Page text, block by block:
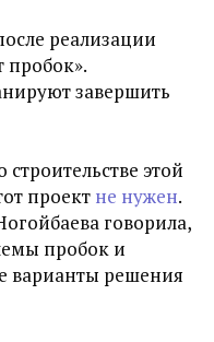
реализации
пробок».
завершить
этой
проект не нужен.
говорила,
пробок и
варианты решения